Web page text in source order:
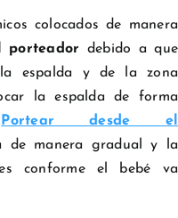
colocados de manera
porteador debido a que
espalda y de la zona
la espalda de forma
Portear desde el
de manera gradual y la
conforme el bebé va